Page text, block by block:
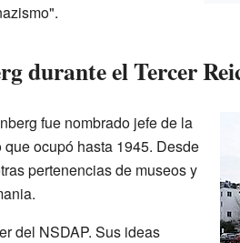
durante el Tercer
fue nombrado jefe de la
ocupó hasta 1945. Desde
pertenencias de museos y
del NSDAP. Sus ideas